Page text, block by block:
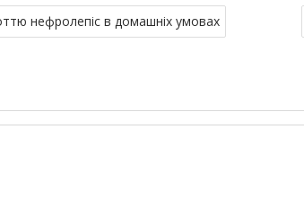
нефролепіс в домашніх умовах